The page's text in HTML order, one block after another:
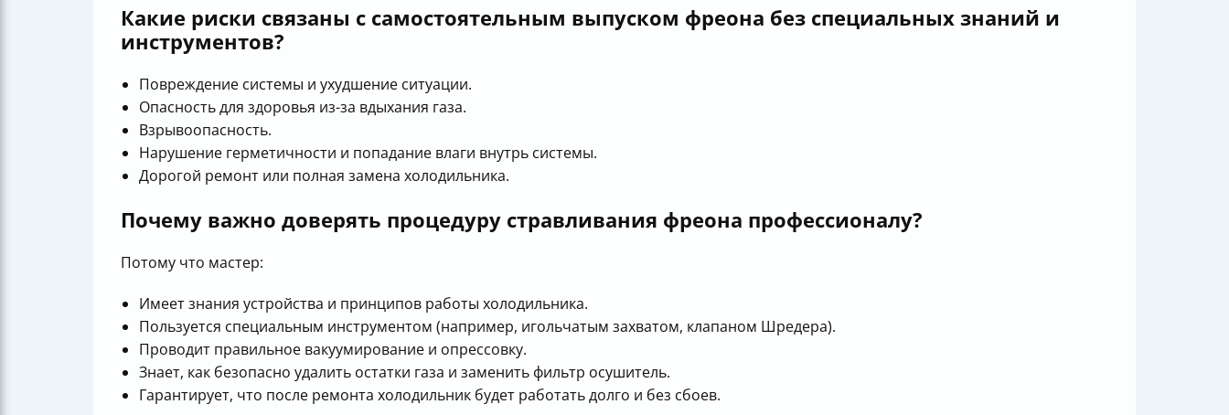
Какие риски связаны с самостоятельным выпуском фреона без специальных знаний и
инструментов?
Повреждение системы и ухудшение ситуации.
Опасность для здоровья из-за вдыхания газа.
Взрывоопасность.
Нарушение герметичности и попадание влаги внутрь системы.
Дорогой ремонт или полная замена холодильника.
Почему важно доверять процедуру стравливания фреона профессионалу?
Потому что мастер:
Имеет знания устройства и принципов работы холодильника.
Пользуется специальным инструментом (например, игольчатым захватом, клапаном Шредера).
Проводит правильное вакуумирование и опрессовку.
Знает, как безопасно удалить остатки газа и заменить фильтр осушитель.
Гарантирует, что после ремонта холодильник будет работать долго и без сбоев.